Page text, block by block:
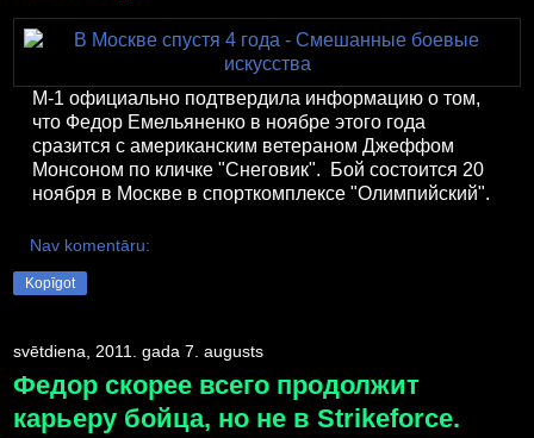
М-1 официально подтвердила информацию о том,
что Федор Емельяненко в ноябре этого года
сразится с американским ветераном Джеффом
Монсоном по кличке "Снеговик". Бой состоится 20
ноября в Москве в спорткомплексе "Олимпийский".
Nav komentāru:
Kopīgot
svētdiena, 2011. gada 7. augusts
Федор скорее всего продолжит
карьеру бойца, но не в Strikeforce.